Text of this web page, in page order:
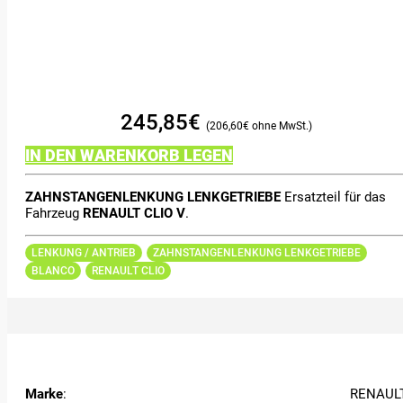
245,85€ 206,60€
IN DEN WARENKORB LEGEN
ZAHNSTANGENLENKUNG LENKGETRIEBEErsatzteil für das
Fahrzeug RENAULT CLIO V.
LENKUNG / ANTRIEB
ZAHNSTANGENLENKUNG LENKGETRIEBE
BLANCO
RENAULT CLIO
Marke: